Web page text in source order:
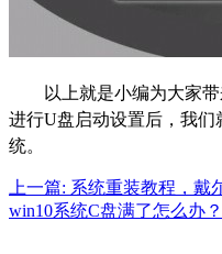
以上就是小编为大家
进行U盘启动设置后，我
统。
上一篇: 系统重装教程，戴
win10系统C盘满了怎么办